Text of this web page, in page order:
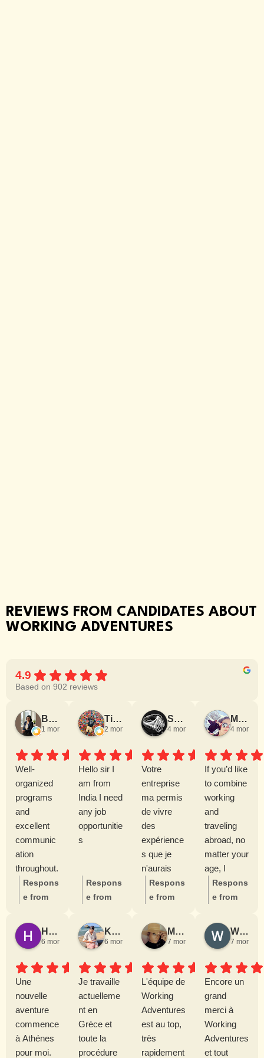
REVIEWS FROM CANDIDATES ABOUT
WORKING ADVENTURES
4.9
Based on 902 reviews
Bushra M.
1 month ago
Well-
organized
programs
and
excellent
communic
ation
throughout.
Respons
e from
owner:
hank you
much for
your kind
review.
We’re
delighted
to hear
that you
Tin T.
2 months ago
Hello sir I
am from
India I need
any job
opportunitie
s
Respons
e from
owner:
hank you
much for
your
positive
feedback.
If you are
intereste
d in job
Saddboy
4 months ago
Votre
entreprise
ma permis
de vivre
des
expérience
s que je
n'aurais
cru pouvoir
vivre et j'en
reconnaiss
ant, j'ai pu
rencontré
des
personnes
qui m'ont
appris bcp,
et cela
grâce a
vous, alors
Respons
e from
owner:
Merci
p pour
votre
retour
des plus
positif.
Nous
sommes
Monika M.
4 months
If you’d like
to combine
working
and
traveling
abroad, no
matter your
age, I
highly
recommen
out to
Working
Adventures
. Thanks to
Aline, my
recruiter,
and her
support
throughout
every
Respons
e from
owner:
i Monika,
thank you
for your
amazing
feedback.
We
enjoyed
following
Hichame El H.
6 months ago
Une
nouvelle
aventure
commence
à Athénes
pour moi.
Killian C.
6 months ago
Je travaille
actuelleme
nt en
Grèce et
toute la
procédure
Mary H.G. G.
7 months ago
L'équipe de
Working
Adventures
est au top,
très
rapidement
Wyssam R.
7 months
Encore un
grand
merci à
Working
Adventures
et tout